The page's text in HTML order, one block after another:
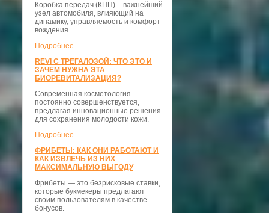
Коробка передач (КПП) – важнейший
узел автомобиля, влияющий на
динамику, управляемость и комфорт
вождения.
Подробнее...
REVI С ТРЕГАЛОЗОЙ: ЧТО ЭТО И
ЗАЧЕМ НУЖНА ЭТА
БИОРЕВИТАЛИЗАЦИЯ?
Современная косметология
постоянно совершенствуется,
предлагая инновационные решения
для сохранения молодости кожи.
Подробнее...
ФРИБЕТЫ: КАК ОНИ РАБОТАЮТ И
КАК ИЗВЛЕЧЬ ИЗ НИХ
МАКСИМАЛЬНУЮ ВЫГОДУ
Фрибеты — это безрисковые ставки,
которые букмекеры предлагают
своим пользователям в качестве
бонусов.